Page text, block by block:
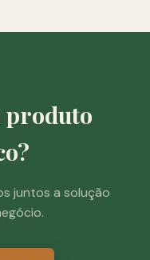
produto
juntos a solução